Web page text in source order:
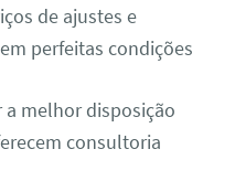
de ajustes e
perfeitas condições
melhor disposição
consultoria